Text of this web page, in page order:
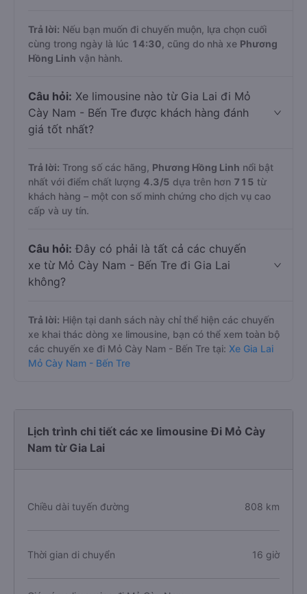
Trả lời: Nếu bạn muốn đi chuyến muộn, lựa chọn cuối
cùng trong ngày là lúc 14:30 , cũng do nhà xe Phương
Hồng Linh vận hành.
Câu hỏi: Xe limousine nào từ Gia Lai đi Mỏ
Cày Nam - Bến Tre được khách hàng đánh
giá tốt nhất?
Trả lời: Trong số các hãng, Phương Hồng Linh nổi bật
nhất với điểm chất lượng 4.3/5 dựa trên hơn 715 từ
khách hàng – một con số minh chứng cho dịch vụ cao
cấp và uy tín.
Câu hỏi: Đây có phải là tất cả các chuyến
xe từ Mỏ Cày Nam - Bến Tre đi Gia Lai
không?
Trả lời: Hiện tại danh sách này chỉ thể hiện các chuyến
xe khai thác dòng xe limousine, bạn có thể xem toàn bộ
các chuyến xe đi Mỏ Cày Nam - Bến Tre tại: Xe Gia Lai
Mỏ Cày Nam - Bến Tre
Lịch trình chi tiết các xe limousine Đi Mỏ Cày
Nam từ Gia Lai
Chiều dài tuyến đường 808 km
Thời gian di chuyển 16 giờ